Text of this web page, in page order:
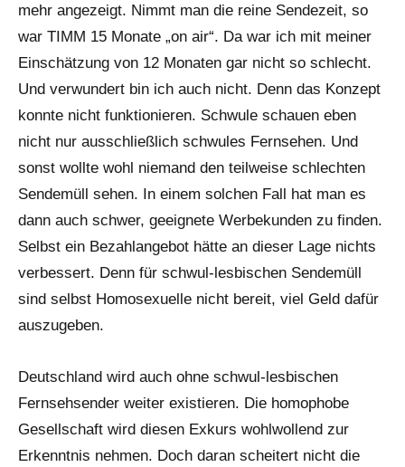
mehr angezeigt. Nimmt man die reine Sendezeit, so
war TIMM 15 Monate „on air“. Da war ich mit meiner
Einschätzung von 12 Monaten gar nicht so schlecht.
Und verwundert bin ich auch nicht. Denn das Konzept
konnte nicht funktionieren. Schwule schauen eben
nicht nur ausschließlich schwules Fernsehen. Und
sonst wollte wohl niemand den teilweise schlechten
Sendemüll sehen. In einem solchen Fall hat man es
dann auch schwer, geeignete Werbekunden zu finden.
Selbst ein Bezahlangebot hätte an dieser Lage nichts
verbessert. Denn für schwul-lesbischen Sendemüll
sind selbst Homosexuelle nicht bereit, viel Geld dafür
auszugeben.
Deutschland wird auch ohne schwul-lesbischen
Fernsehsender weiter existieren. Die homophobe
Gesellschaft wird diesen Exkurs wohlwollend zur
Erkenntnis nehmen. Doch daran scheitert nicht die